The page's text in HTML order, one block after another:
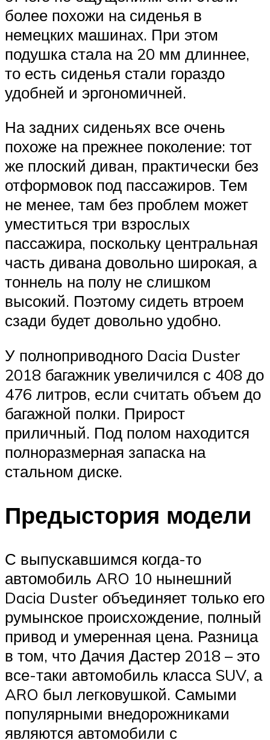
более похожи на сиденья в
немецких машинах. При этом
подушка стала на 20 мм длиннее,
то есть сиденья стали гораздо
удобней и эргономичней.
На задних сиденьях все очень
похоже на прежнее поколение: тот
же плоский диван, практически без
отформовок под пассажиров. Тем
не менее, там без проблем может
уместиться три взрослых
пассажира, поскольку центральная
часть дивана довольно широкая, а
тоннель на полу не слишком
высокий. Поэтому сидеть втроем
сзади будет довольно удобно.
У полноприводного Dacia Duster
2018 багажник увеличился с 408 до
476 литров, если считать объем до
багажной полки. Прирост
приличный. Под полом находится
полноразмерная запаска на
стальном диске.
Предыстория модели
С выпускавшимся когда-то
автомобиль ARO 10 нынешний
Dacia Duster объединяет только его
румынское происхождение, полный
привод и умеренная цена. Разница
в том, что Дачия Дастер 2018 – это
все-таки автомобиль класса SUV, а
ARO был легковушкой. Самыми
популярными внедорожниками
являются автомобили с